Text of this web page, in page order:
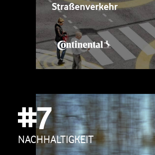
Straßenverkehr
#7
NACHHALTIGKEIT